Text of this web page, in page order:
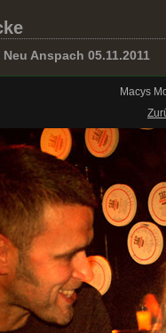
Anspach 05.11.2011
Macys